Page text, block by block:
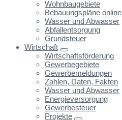
Wohnbaugebiete
Bebauungspläne online
Wasser und Abwasser
Abfallentsorgung
Grundsteuer
Wirtschaft
Wirtschaftsförderung
Gewerbegebiete
Gewerbemeldungen
Zahlen, Daten, Fakten
Wasser und Abwasser
Energieversorgung
Gewerbesteuer
Projekte